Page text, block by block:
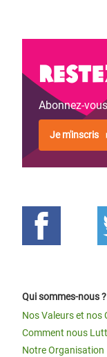
Abonnez-
Je m'inscris
Qui sommes-nous ?
Nos Valeurs et nos
Comment nous
Notre Organisation